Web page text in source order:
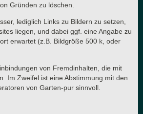
Gründen zu löschen.
lediglich Links zu Bildern zu setzen,
liegen, und dabei ggf. eine Angabe zu
erwartet (z.B. Bildgröße 500 k, oder
von Fremdinhalten, die mit
Im Zweifel ist eine Abstimmung mit den
von Garten-pur sinnvoll.